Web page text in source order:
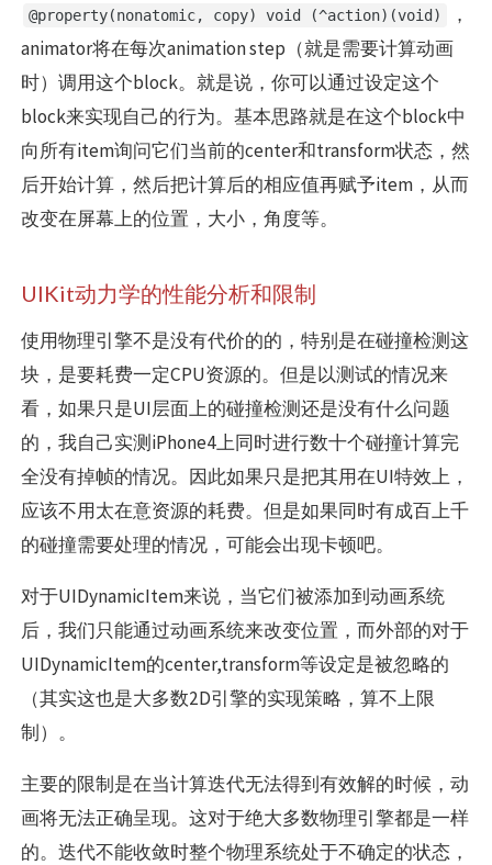
@property(nonatomic, copy) void (^action)(void)
，
animator将在每次animation step（就是需要计算动画
时）调用这个block。就是说，你可以通过设定这个
block来实现自己的行为。基本思路就是在这个block中
向所有item询问它们当前的center和transform状态，然
后开始计算，然后把计算后的相应值再赋予item，从而
改变在屏幕上的位置，大小，角度等。
UIKit动力学的性能分析和限制
使用物理引擎不是没有代价的的，特别是在碰撞检测这
块，是要耗费一定CPU资源的。但是以测试的情况来
看，如果只是UI层面上的碰撞检测还是没有什么问题
的，我自己实测iPhone4上同时进行数十个碰撞计算完
全没有掉帧的情况。因此如果只是把其用在UI特效上，
应该不用太在意资源的耗费。但是如果同时有成百上千
的碰撞需要处理的情况，可能会出现卡顿吧。
对于UIDynamicItem来说，当它们被添加到动画系统
后，我们只能通过动画系统来改变位置，而外部的对于
UIDynamicItem的center,transform等设定是被忽略的
（其实这也是大多数2D引擎的实现策略，算不上限
制）。
主要的限制是在当计算迭代无法得到有效解的时候，动
画将无法正确呈现。这对于绝大多数物理引擎都是一样
的。迭代不能收敛时整个物理系统处于不确定的状态，